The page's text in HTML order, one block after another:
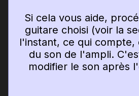
Si cela vous aide,
guitare choisi (voir la
l'instant, ce qui
du son de l'ampli.
modifier le son après